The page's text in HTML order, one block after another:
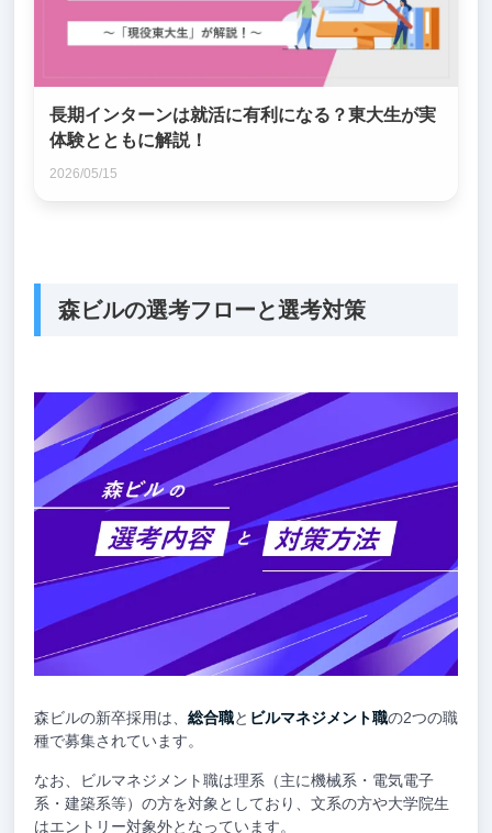
長期インターンは就活に有利になる？東大生が実
体験とともに解説！
2026/05/15
森ビルの選考フローと選考対策
森ビルの新卒採用は、 総合職と ビルマネジメント職の2つの職
種で募集されています。
なお、ビルマネジメント職は理系（主に機械系・電気電子
系・建築系等）の方を対象としており、文系の方や大学院生
はエントリー対象外となっています。